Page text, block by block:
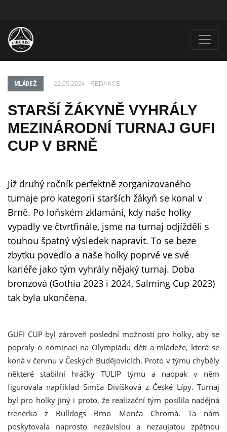
MLÁDEŽ 22.05.2024 - REDAKCE
STARŠÍ ŽÁKYNĚ VYHRÁLY
MEZINÁRODNÍ TURNAJ GUFI
CUP V BRNĚ
Již druhý ročník perfektně zorganizovaného
turnaje pro kategorii starších žákyň se konal v
Brně. Po loňském zklamání, kdy naše holky
vypadly ve čtvrtfinále, jsme na turnaj odjížděli s
touhou špatný výsledek napravit. To se beze
zbytku povedlo a naše holky poprvé ve své
kariéře jako tým vyhrály nějaký turnaj. Doba
bronzová (Gothia 2023 i 2024, Salming Cup 2023)
tak byla ukončena.
GUFI CUP byl zároveň poslední možností pro holky, aby se
popraly o nominaci na Olympiádu dětí a mládeže, která se
koná v červnu v Českých Budějovicích. Proto v týmu chyběly
některé stabilní hráčky TULIP týmu a naopak v něm
figurovala například Simča Divíšková z České Lípy. Turnaj
byl pro holky jiný i proto, že realizační tým posílila nadějná
trenérka z Bulldogs Brno Monča Chromá. Ta nám
poskytovala naprosto nezávislou a nezaujatou zpětnou